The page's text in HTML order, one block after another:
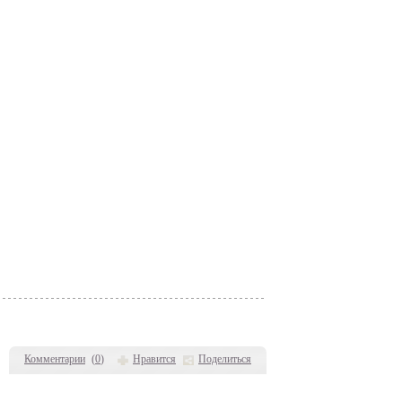
Комментарии (0) Нравится Поделиться